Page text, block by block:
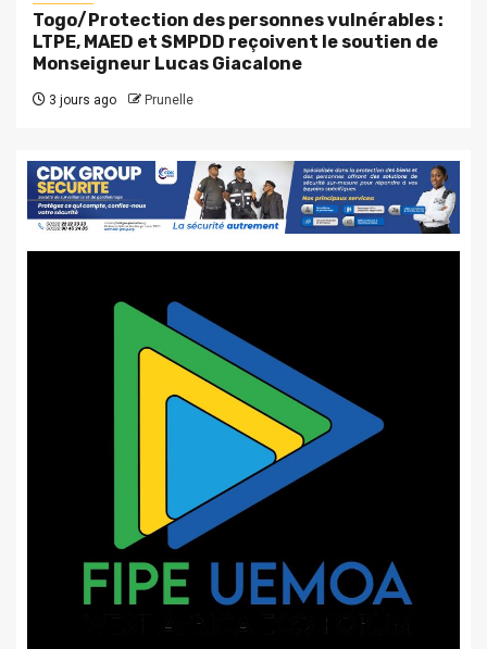
Togo/Protection des personnes vulnérables :
LTPE, MAED et SMPDD reçoivent le soutien de
Monseigneur Lucas Giacalone
3 jours ago Prunelle